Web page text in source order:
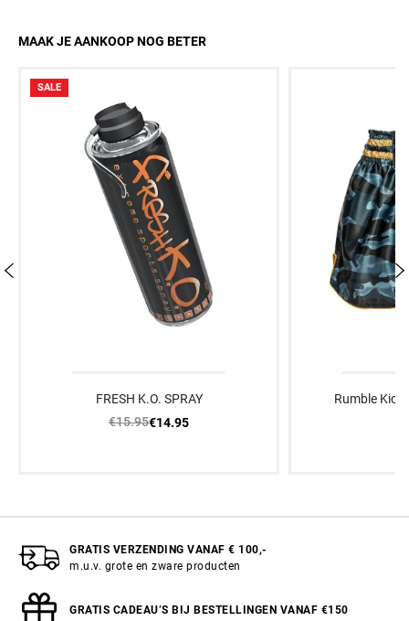
MAAK JE AANKOOP NOG BETER
SALE
FRESH K.O. SPRAY
€15.95€14.95
Rumble
GRATIS VERZENDING VANAF € 100,-
m.u.v. grote en zware producten
GRATIS CADEAU’S BIJ BESTELLINGEN VANAF €150